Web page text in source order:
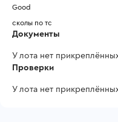
Good
сколы по тс
Документы
У лота нет
Проверки
У лота нет